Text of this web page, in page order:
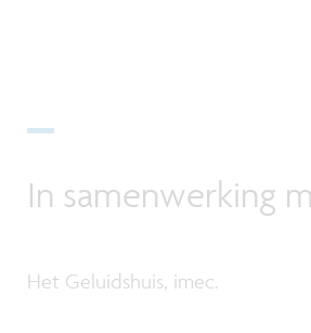
In samenwerking
Het Geluidshuis, imec.